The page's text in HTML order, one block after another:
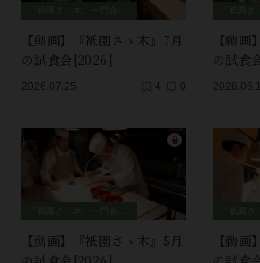
【動画】『衹園さゝ木』7月
の試食会[2026]
2026.07.25 4 0
【動
の試食
【動画】『衹園さゝ木』5月
【動